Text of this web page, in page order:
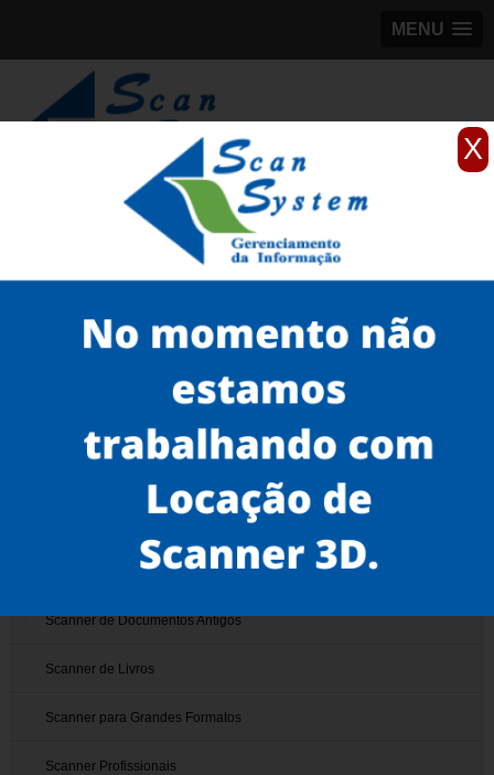
X
MENU
98184-5245
Scanner de livros
scanner de livros a cores para formato até A2
scanner para digitalização de livros Santana
Serviços
Scanner de Documentos
Scanner de Documentos Antigos
Scanner de Livros
Scanner para Grandes Formatos
Scanner Profissionais